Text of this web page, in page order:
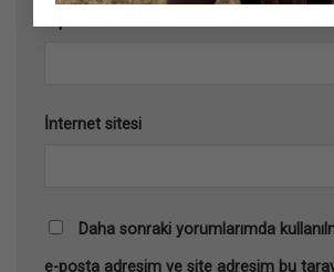
İnternet sitesi
Daha sonraki yorumlarımda
e-posta adresim ve site adresim bu